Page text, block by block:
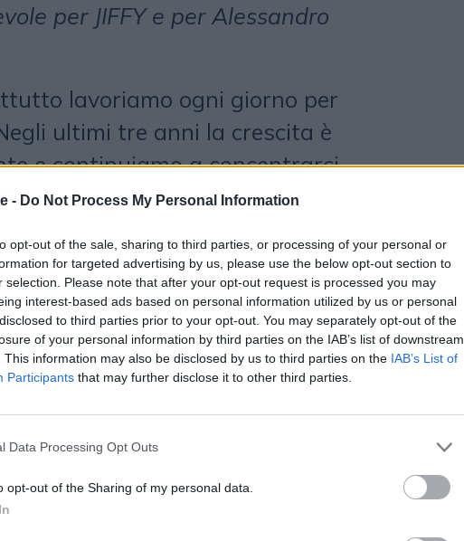
- Do Not Process My Personal Information
opt-out of the sale, sharing to third parties, or processing of your personal or
for targeted advertising by us, please use the below opt-out section to
selection. Please note that after your opt-out request is processed you may
interest-based ads based on personal information utilized by us or personal
to third parties prior to your opt-out. You may separately opt-out of the
of your personal information by third parties on the IAB’s list of downstream
This information may also be disclosed by us to third parties on the IAB’s List of
Participants that may further disclose it to other third parties.
Data Processing Opt Outs
opt-out of the Sharing of my personal data.
per JIFFY e per Alessandro
lavoriamo ogni giorno per
ultimi tre anni la crescita è
e continuiamo a concentrarci
possibile per noi, per i nostri
cui lavoriamo».
chiave che stanno
costante?
ho cercato sempre di leggere
In questi tre anni, ma in
lavoro in questo settore da
puntato sull’osservazione
nuovi strumenti,
e con i clienti per capire